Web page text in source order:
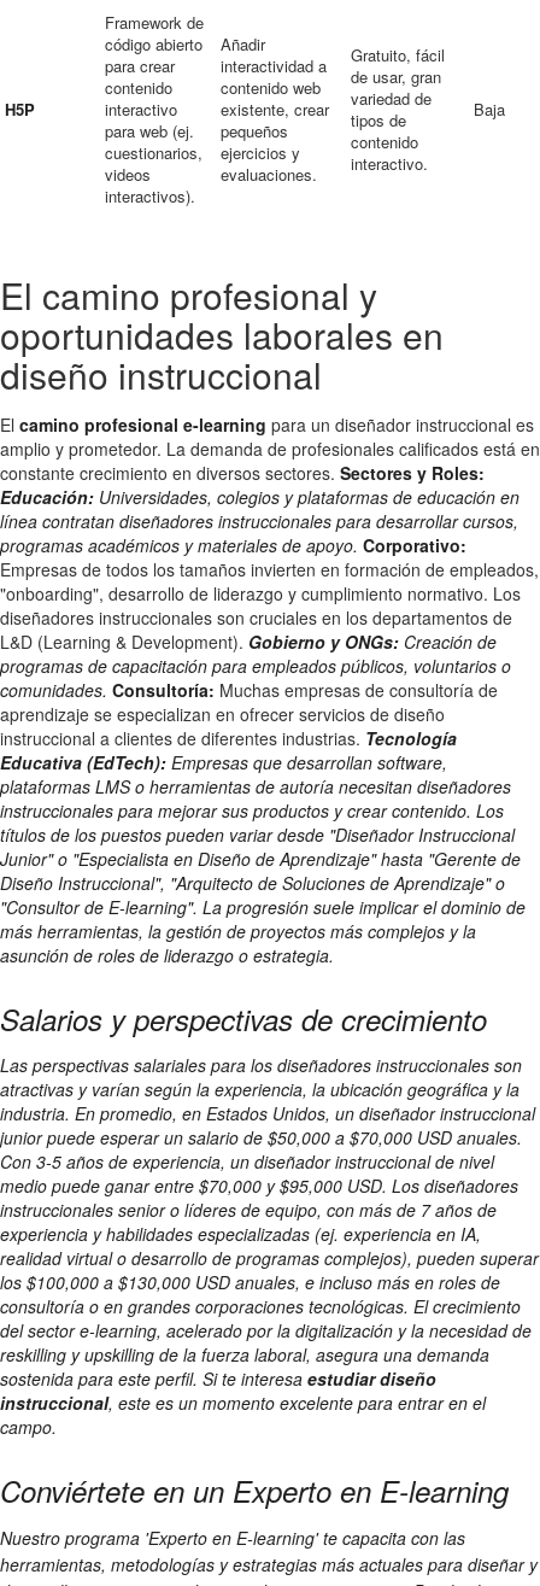
H5P
Framework de
código abierto
para crear
contenido
interactivo
para web (ej.
cuestionarios,
videos
interactivos).
Añadir
interactividad a
contenido web
existente, crear
pequeños
ejercicios y
evaluaciones.
Gratuito, fácil
de usar, gran
variedad de
tipos de
contenido
interactivo.
Baja
El camino profesional y
oportunidades laborales en
diseño instruccional
El camino profesional e-learning para un diseñador instruccional es
amplio y prometedor. La demanda de profesionales calificados está en
constante crecimiento en diversos sectores. Sectores y Roles:
Educación: Universidades, colegios y plataformas de educación en
línea contratan diseñadores instruccionales para desarrollar cursos,
programas académicos y materiales de apoyo. Corporativo:
Empresas de todos los tamaños invierten en formación de empleados,
"onboarding", desarrollo de liderazgo y cumplimiento normativo. Los
diseñadores instruccionales son cruciales en los departamentos de
L&D (Learning & Development). Gobierno y ONGs: Creación de
programas de capacitación para empleados públicos, voluntarios o
comunidades. Consultoría: Muchas empresas de consultoría de
aprendizaje se especializan en ofrecer servicios de diseño
instruccional a clientes de diferentes industrias. Tecnología
Educativa (EdTech): Empresas que desarrollan software,
plataformas LMS o herramientas de autoría necesitan diseñadores
instruccionales para mejorar sus productos y crear contenido. Los
títulos de los puestos pueden variar desde "Diseñador Instruccional
Junior" o "Especialista en Diseño de Aprendizaje" hasta "Gerente de
Diseño Instruccional", "Arquitecto de Soluciones de Aprendizaje" o
"Consultor de E-learning". La progresión suele implicar el dominio de
más herramientas, la gestión de proyectos más complejos y la
asunción de roles de liderazgo o estrategia.
Salarios y perspectivas de crecimiento
Las perspectivas salariales para los diseñadores instruccionales son
atractivas y varían según la experiencia, la ubicación geográfica y la
industria. En promedio, en Estados Unidos, un diseñador instruccional
junior puede esperar un salario de $50,000 a $70,000 USD anuales.
Con 3-5 años de experiencia, un diseñador instruccional de nivel
medio puede ganar entre $70,000 y $95,000 USD. Los diseñadores
instruccionales senior o líderes de equipo, con más de 7 años de
experiencia y habilidades especializadas (ej. experiencia en IA,
realidad virtual o desarrollo de programas complejos), pueden superar
los $100,000 a $130,000 USD anuales, e incluso más en roles de
consultoría o en grandes corporaciones tecnológicas. El crecimiento
del sector e-learning, acelerado por la digitalización y la necesidad de
reskilling y upskilling de la fuerza laboral, asegura una demanda
sostenida para este perfil. Si te interesa estudiar diseño
instruccional, este es un momento excelente para entrar en el
campo.
Conviértete en un Experto en E-learning
Nuestro programa 'Experto en E-learning' te capacita con las
herramientas, metodologías y estrategias más actuales para diseñar y